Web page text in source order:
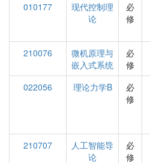
010177
现代控制理
论
必
修
210076
微机原理与
嵌入式系统
必
修
022056 理论力学B
必
修
210707
人工智能导
论
必
修